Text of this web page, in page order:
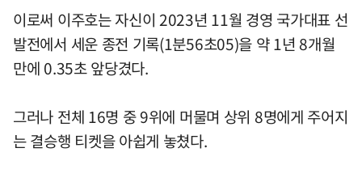
이로써 이주호는 자신이 2023년 11월 경영 국가대표 선
발전에서 세운 종전 기록(1분56초05)을 약 1년 8개월
만에 0.35초 앞당겼다.
그러나 전체 16명 중 9위에 머물며 상위 8명에게 주어지
는 결승행 티켓을 아쉽게 놓쳤다.